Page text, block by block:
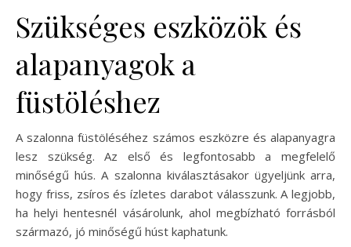
Szükséges eszközök és
alapanyagok a
füstöléshez
A szalonna füstöléséhez számos eszközre és alapanyagra
lesz szükség. Az első és legfontosabb a megfelelő
minőségű hús. A szalonna kiválasztásakor ügyeljünk arra,
hogy friss, zsíros és ízletes darabot válasszunk. A legjobb,
ha helyi hentesnél vásárolunk, ahol megbízható forrásból
származó, jó minőségű húst kaphatunk.